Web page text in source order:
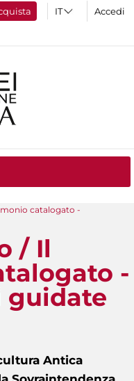
Accedi
catalogato -
/ Il
-
guidate
Antica